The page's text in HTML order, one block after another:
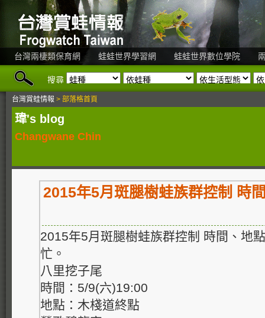
台灣兩棲類保育網 蛙蛙世界學習網 蛙蛙世界數位學院
搜尋
台灣賞蛙情報 > 部落格首頁
瑋's blog
Changwane Chin
2015年5月斑腿樹蛙族群控制 時
2015年5月斑腿樹蛙族群控制 時間、地
忙。
八里挖子尾
時間：5/9(六)19:00
地點：木棧道終點